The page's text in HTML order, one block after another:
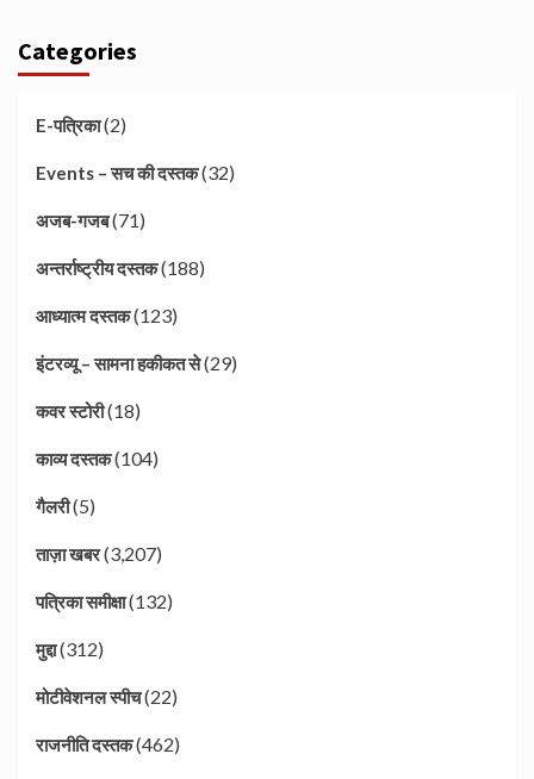
Categories
E-पत्रिका(2)
Events – सच की दस्तक(32)
अजब-गजब(71)
अन्तर्राष्ट्रीय दस्तक(188)
आध्यात्म दस्तक(123)
इंटरव्यू – सामना हकीकत से(29)
कवर स्टोरी(18)
काव्य दस्तक(104)
गैलरी(5)
ताज़ा खबर(3,207)
पत्रिका समीक्षा(132)
मुद्दा(312)
मोटीवेशनल स्पीच(22)
राजनीति दस्तक(462)